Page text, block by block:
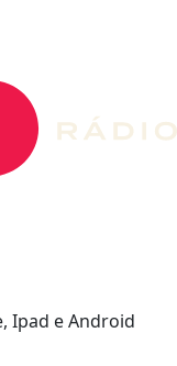
Ipad e Android